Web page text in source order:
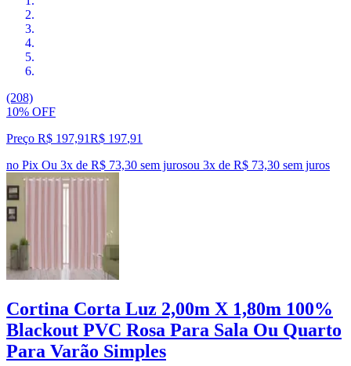
(208)
10% OFF
Preço R$ 197,91R$ 197,91
no Pix Ou 3x de R$ 73,30 sem jurosou 3x de R$ 73,30 sem juros
Cortina Corta Luz 2,00m X 1,80m 100%
Blackout PVC Rosa Para Sala Ou Quarto
Para Varão Simples